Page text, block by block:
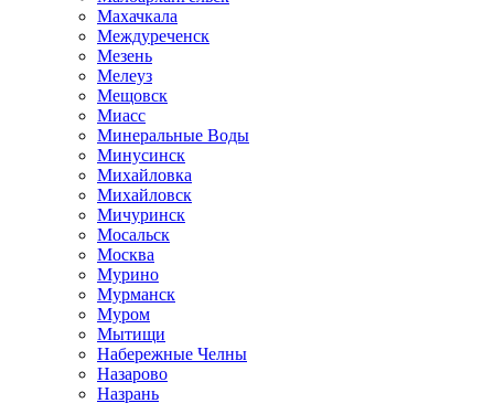
Махачкала
Междуреченск
Мезень
Мелеуз
Мещовск
Миасс
Минеральные Воды
Минусинск
Михайловка
Михайловск
Мичуринск
Мосальск
Москва
Мурино
Мурманск
Муром
Мытищи
Набережные Челны
Назарово
Назрань